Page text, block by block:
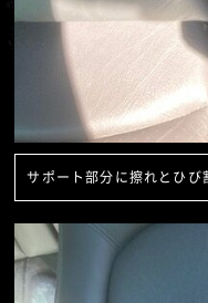
サポート部分に擦れとひび